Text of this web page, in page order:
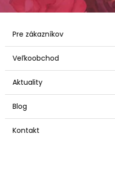
Pre zákazníkov
Veľkoobchod
Aktuality
Blog
Kontakt